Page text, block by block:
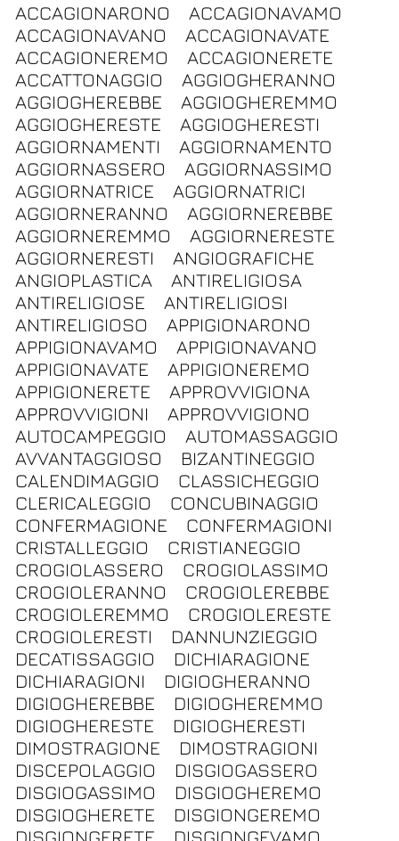
ACCAGIONARONO
ACCAGIONAVAMO
ACCAGIONAVANO
ACCAGIONAVATE
ACCAGIONEREMO
ACCAGIONERETE
ACCATTONAGGIO
AGGIOGHERANNO
AGGIOGHEREBBE
AGGIOGHEREMMO
AGGIOGHERESTE
AGGIOGHERESTI
AGGIORNAMENTI
AGGIORNAMENTO
AGGIORNASSERO
AGGIORNASSIMO
AGGIORNATRICE
AGGIORNATRICI
AGGIORNERANNO
AGGIORNEREBBE
AGGIORNEREMMO
AGGIORNERESTE
AGGIORNERESTI
ANGIOGRAFICHE
ANGIOPLASTICA
ANTIRELIGIOSA
ANTIRELIGIOSE
ANTIRELIGIOSI
ANTIRELIGIOSO
APPIGIONARONO
APPIGIONAVAMO
APPIGIONAVANO
APPIGIONAVATE
APPIGIONEREMO
APPIGIONERETE
APPROVVIGIONA
APPROVVIGIONI
APPROVVIGIONO
AUTOCAMPEGGIO
AUTOMASSAGGIO
AVVANTAGGIOSO
BIZANTINEGGIO
CALENDIMAGGIO
CLASSICHEGGIO
CLERICALEGGIO
CONCUBINAGGIO
CONFERMAGIONE
CONFERMAGIONI
CRISTALLEGGIO
CRISTIANEGGIO
CROGIOLASSERO
CROGIOLASSIMO
CROGIOLERANNO
CROGIOLEREBBE
CROGIOLEREMMO
CROGIOLERESTE
CROGIOLERESTI
DANNUNZIEGGIO
DECATISSAGGIO
DICHIARAGIONE
DICHIARAGIONI
DIGIOGHERANNO
DIGIOGHEREBBE
DIGIOGHEREMMO
DIGIOGHERESTE
DIGIOGHERESTI
DIMOSTRAGIONE
DIMOSTRAGIONI
DISCEPOLAGGIO
DISGIOGASSERO
DISGIOGASSIMO
DISGIOGHEREMO
DISGIOGHERETE
DISGIONGEREMO